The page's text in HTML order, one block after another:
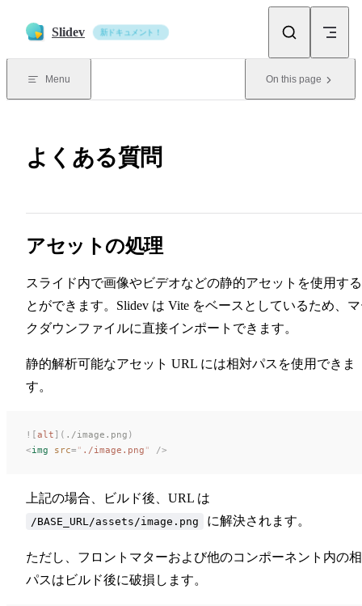
Slidev 新ドキュメント！
Menu On this page
よくある質問
アセットの処理
スライド内で画像やビデオなどの静的アセットを使用す
とができます。Slidev は Vite をベースとしているため、
クダウンファイルに直接インポートできます。
静的解析可能なアセット URL には相対パスを使用できま
す。
![alt ]( ./image.png )
<img src= " ./image.png " />
上記の場合、ビルド後、URL は
/BASE_URL/assets/image.png に解決されます。
ただし、フロントマターおよび他のコンポーネント内の
パスはビルド後に破損します。